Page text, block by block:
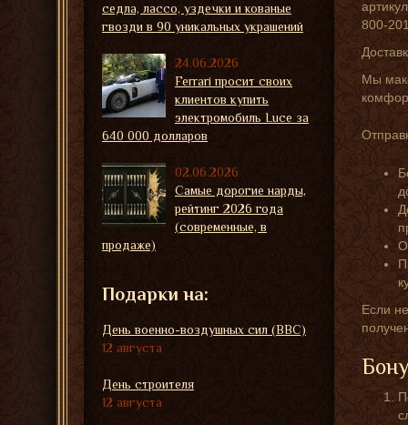
800-
Мы
Если
седла, лассо, уздечки и кованые
гвозди в 90 уникальных украшений
24.06.2026
Ferrari просит своих
клиентов купить
электромобиль Luce за
640 000 долларов
02.06.2026
Самые дорогие нарды,
рейтинг 2026 года
(современные, в
продаже)
Подарки на:
День военно-воздушных сил (ВВС)
12 августа
День строителя
12 августа